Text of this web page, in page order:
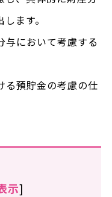
ます。
与において考慮する
る預貯金の考慮の仕
示]